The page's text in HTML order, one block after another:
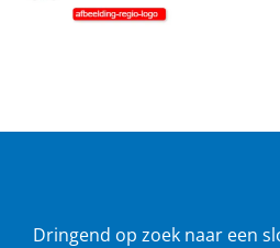
Dringend op zoek naar een